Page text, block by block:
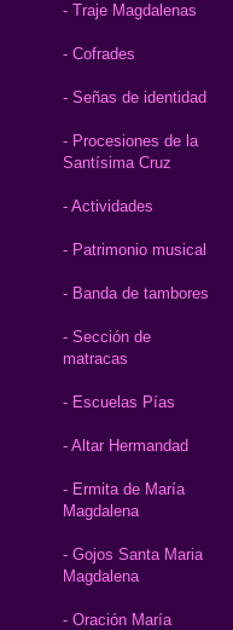
- Traje Magdalenas
- Cofrades
- Señas de identidad
- Procesiones de la
Santísima Cruz
- Actividades
- Patrimonio musical
- Banda de tambores
- Sección de
matracas
- Escuelas Pías
- Altar Hermandad
- Ermita de María
Magdalena
- Gojos Santa Maria
Magdalena
- Oración María